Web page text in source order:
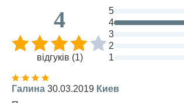
4
відгуків (1)
5
4
3
2
1
Галина 30.03.2019 Киев